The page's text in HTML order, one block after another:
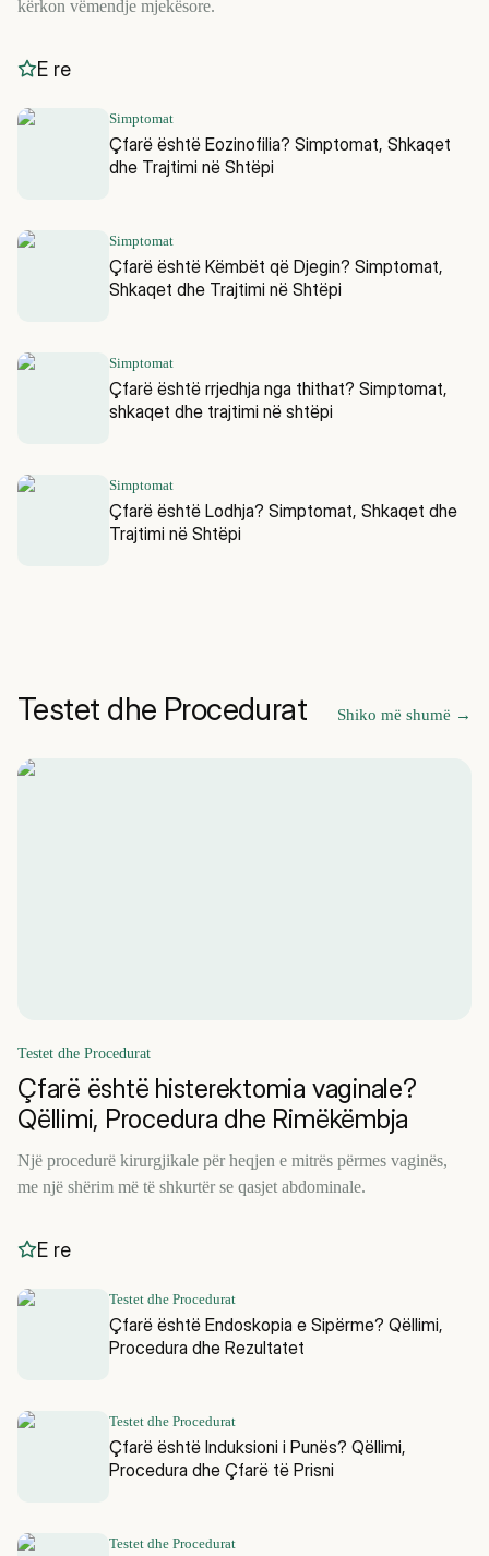
kërkon vëmendje mjekësore.
E re
Simptomat
Çfarë është Eozinofilia? Simptomat, Shkaqet
dhe Trajtimi në Shtëpi
Simptomat
Çfarë është Këmbët që Djegin? Simptomat,
Shkaqet dhe Trajtimi në Shtëpi
Simptomat
Çfarë është rrjedhja nga thithat? Simptomat,
shkaqet dhe trajtimi në shtëpi
Simptomat
Çfarë është Lodhja? Simptomat, Shkaqet dhe
Trajtimi në Shtëpi
Testet dhe Procedurat Shiko më shumë →
Testet dhe Procedurat
Çfarë është histerektomia vaginale?
Qëllimi, Procedura dhe Rimëkëmbja
Një procedurë kirurgjikale për heqjen e mitrës përmes vaginës,
me një shërim më të shkurtër se qasjet abdominale.
E re
Testet dhe Procedurat
Çfarë është Endoskopia e Sipërme? Qëllimi,
Procedura dhe Rezultatet
Testet dhe Procedurat
Çfarë është Induksioni i Punës? Qëllimi,
Procedura dhe Çfarë të Prisni
Testet dhe Procedurat